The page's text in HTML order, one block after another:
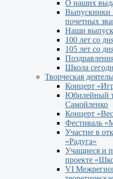
О наших
почетных
Наши
100 лет со
105 лет со
Школа
Творческая
Концерт
Юбилейный
Самойленко
Концерт
Фестиваль
Участие в
«Радуга»
Учащиеся и
проекте
VI